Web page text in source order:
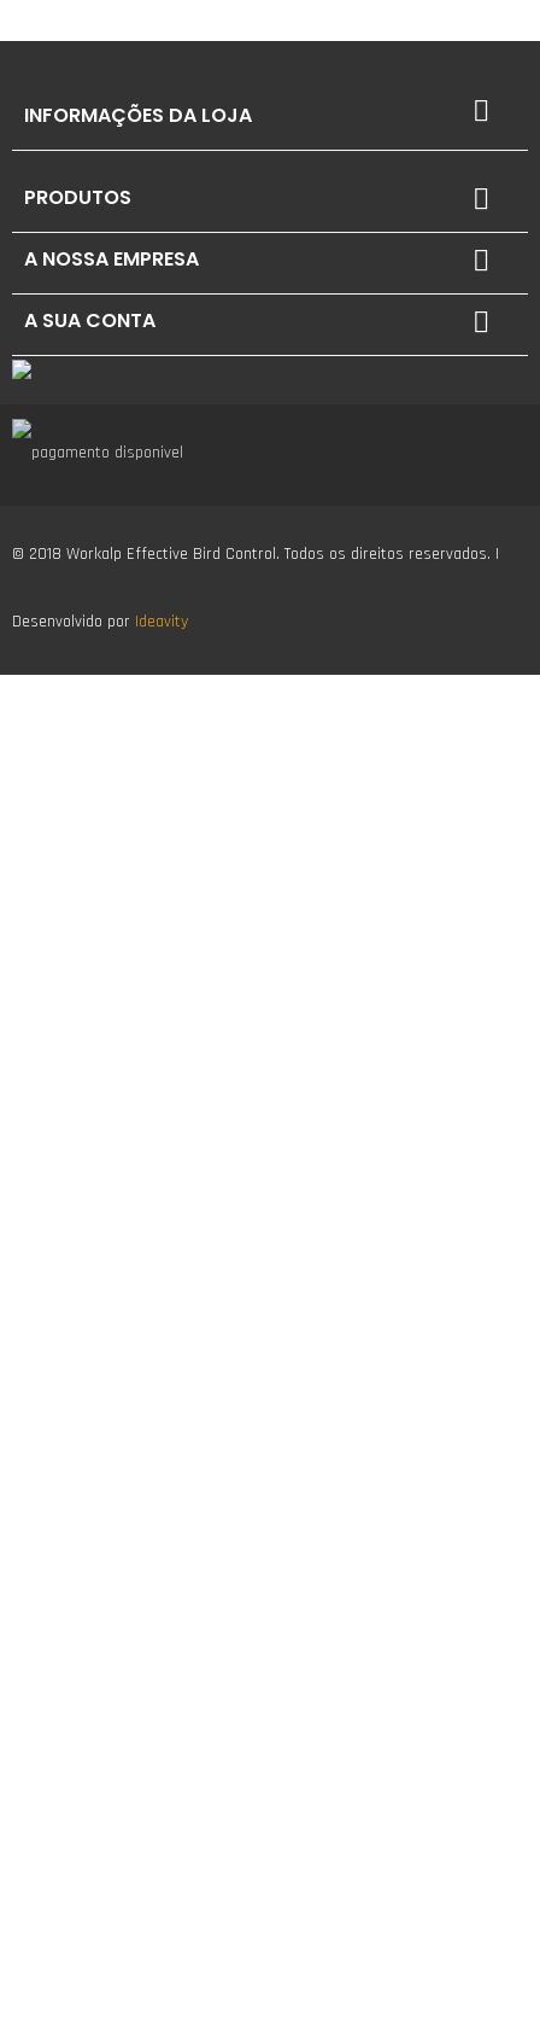
INFORMAÇÕES DA LOJA 
PRODUTOS 
A NOSSA EMPRESA 
A SUA CONTA 
© 2018 Workalp Effective Bird Control. Todos os direitos reservados. |
Desenvolvido por Ideavity